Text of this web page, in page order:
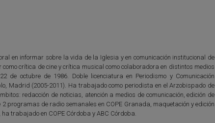
en informar sobre la vida de la Iglesia y en comunicación institucional de
crítica de cine y crítica musical como colaboradora en distintos medios
de octubre de 1986. Doble licenciatura en Periodismo y Comunicación
Madrid (2005-2011). Ha trabajado como periodista en el Arzobispado de
redacción de noticias, atención a medios de comunicación, edición de
2 programas de radio semanales en COPE Granada, maquetación y edición
trabajado en COPE Córdoba y ABC Córdoba.